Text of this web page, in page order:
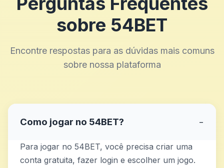
sobre 54BET
Encontre respostas para as dúvidas mais comuns
sobre nossa plataforma
Como jogar no 54BET? −
Para jogar no 54BET, você precisa criar uma
conta gratuita, fazer login e escolher um jogo.